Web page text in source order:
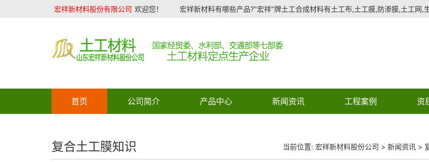
宏祥新材料股份有限公司 欢迎您！ 宏祥新材料有哪些产品?"宏祥"牌土工合成材料有土工布,土工膜,防渗膜,土工网
首页 公司简介 产品中心 新闻资讯 工程案例 资
复合土工膜知识 当前位置: 宏祥新材料股份公司 > 新闻资讯>